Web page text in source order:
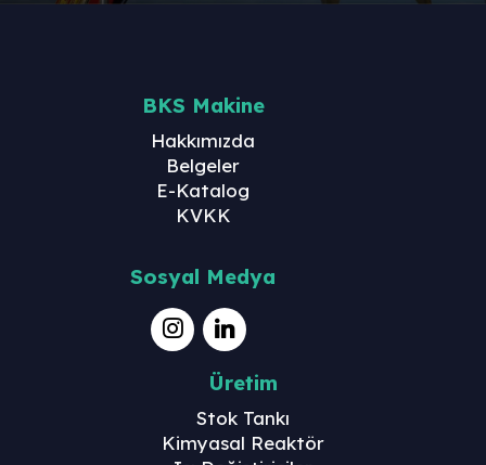
BKS Makine
Hakkımızda
Belgeler
E-Katalog
KVKK
Sosyal Medya
Üretim
Stok Tankı
Kimyasal Reaktör